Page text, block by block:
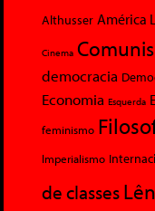
Althusser América
Cinema
democracia
Economia Esquerda
feminismo
Imperialismo
de classes